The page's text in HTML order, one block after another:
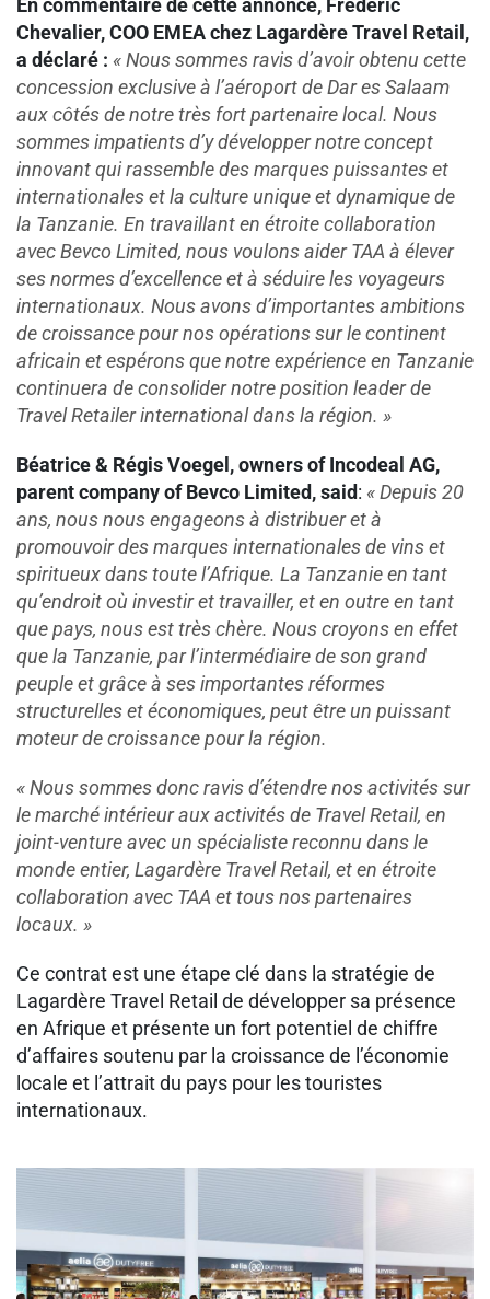
En commentaire de cette annonce, Frédéric
Chevalier, COO EMEA chez Lagardère Travel Retail,
a déclaré : «Nous sommes ravis d’avoir obtenu cette
concession exclusive à l’aéroport de Dar es Salaam
aux côtés de notre très fort partenaire local. Nous
sommes impatients d’y développer notre concept
innovant qui rassemble des marques puissantes et
internationales et la culture unique et dynamique de
la Tanzanie. En travaillant en étroite collaboration
avec Bevco Limited, nous voulons aider TAA à élever
ses normes d’excellence et à séduire les voyageurs
internationaux. Nous avons d’importantes ambitions
de croissance pour nos opérations sur le continent
africain et espérons que notre expérience en Tanzanie
continuera de consolider notre position leader de
Travel Retailer international dans la région. »
Béatrice & Régis Voegel, owners of Incodeal AG,
parent company of Bevco Limited, said: « Depuis 20
ans, nous nous engageons à distribuer et à
promouvoir des marques internationales de vins et
spiritueux dans toute l’Afrique. La Tanzanie en tant
qu’endroit où investir et travailler, et en outre en tant
que pays, nous est très chère. Nous croyons en effet
que la Tanzanie, par l’intermédiaire de son grand
peuple et grâce à ses importantes réformes
structurelles et économiques, peut être un puissant
moteur de croissance pour la région.
« Nous sommes donc ravis d’étendre nos activités sur
le marché intérieur aux activités de Travel Retail, en
joint-venture avec un spécialiste reconnu dans le
monde entier, Lagardère Travel Retail, et en étroite
collaboration avec TAA et tous nos partenaires
locaux. »
Ce contrat est une étape clé dans la stratégie de
Lagardère Travel Retail de développer sa présence
en Afrique et présente un fort potentiel de chiffre
d’affaires soutenu par la croissance de l’économie
locale et l’attrait du pays pour les touristes
internationaux.